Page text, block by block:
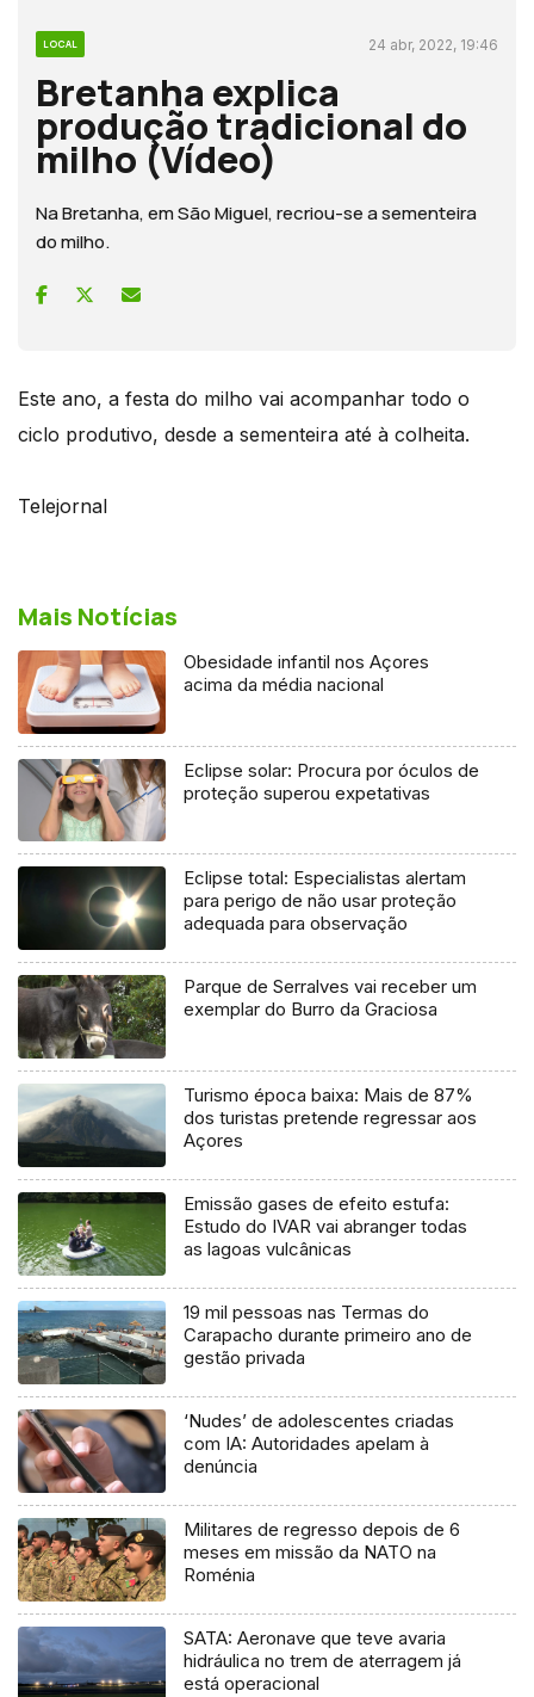
LOCAL 24 abr, 2022, 19:46
Bretanha explica
produção tradicional do
milho (Vídeo)
Na Bretanha, em São Miguel, recriou-se a sementeira
do milho.
Este ano, a festa do milho vai acompanhar todo o
ciclo produtivo, desde a sementeira até à colheita.
Telejornal
Mais Notícias
Obesidade infantil nos Açores
acima da média nacional
Eclipse solar: Procura por óculos de
proteção superou expetativas
Eclipse total: Especialistas alertam
para perigo de não usar proteção
adequada para observação
Parque de Serralves vai receber um
exemplar do Burro da Graciosa
Turismo época baixa: Mais de 87%
dos turistas pretende regressar aos
Açores
Emissão gases de efeito estufa:
Estudo do IVAR vai abranger todas
as lagoas vulcânicas
19 mil pessoas nas Termas do
Carapacho durante primeiro ano de
gestão privada
‘Nudes’ de adolescentes criadas
com IA: Autoridades apelam à
denúncia
Militares de regresso depois de 6
meses em missão da NATO na
Roménia
SATA: Aeronave que teve avaria
hidráulica no trem de aterragem já
está operacional